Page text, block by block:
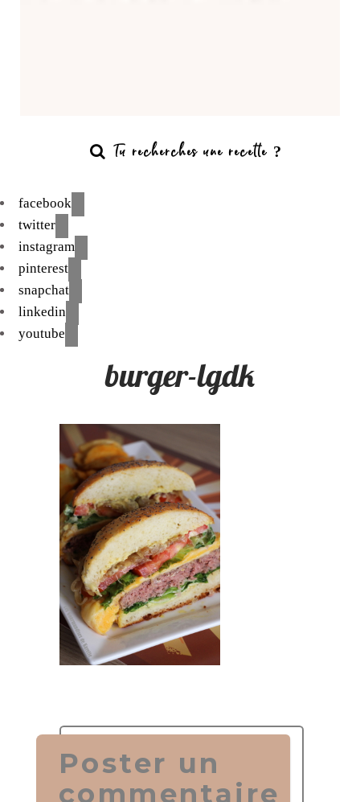
facebook
twitter
instagram
pinterest
snapchat
linkedin
youtube
burger-lgdk
Poster un
commentaire